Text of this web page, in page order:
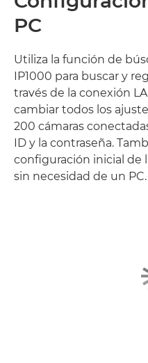
PC
Utiliza la función de
IP1000 para buscar y
través de la conexión
cambiar todos los
200 cámaras
ID y la contraseña.
configuración inicial de
sin necesidad de un PC.